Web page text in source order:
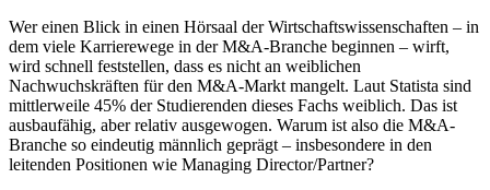
Wer einen Blick in einen Hörsaal der Wirtschaftswissenschaften – in
dem viele Karrierewege in der M&A-Branche beginnen – wirft,
wird schnell feststellen, dass es nicht an weiblichen
Nachwuchskräften für den M&A-Markt mangelt. Laut Statista sind
mittlerweile 45% der Studierenden dieses Fachs weiblich. Das ist
ausbaufähig, aber relativ ausgewogen. Warum ist also die M&A-
Branche so eindeutig männlich geprägt – insbesondere in den
leitenden Positionen wie Managing Director/Partner?